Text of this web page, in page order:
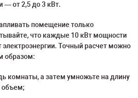
— от 2,5 до 3 кВт.
помещение только
что каждые 10 кВт мощности
электроэнергии. Точный расчет можно
образом:
комнаты, а затем умножьте на длину
объем;